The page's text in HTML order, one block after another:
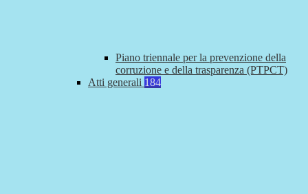
Piano triennale per la prevenzione della
corruzione e della trasparenza (PTPCT)
Atti generali 184